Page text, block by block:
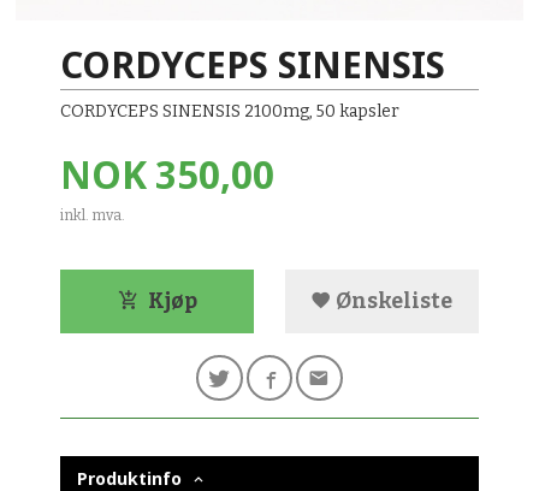
CORDYCEPS SINENSIS
CORDYCEPS SINENSIS 2100mg, 50 kapsler
Pris
NOK350,00
inkl. mva.
Kjøp Ønskeliste
Produktinfo